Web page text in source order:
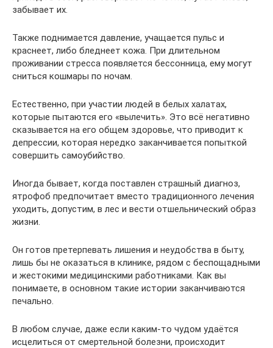
забывает их.
Также поднимается давление, учащается пульс и
краснеет, либо бледнеет кожа. При длительном
проживании стресса появляется бессонница, ему могут
сниться кошмары по ночам.
Естественно, при участии людей в белых халатах,
которые пытаются его «вылечить». Это всё негативно
сказывается на его общем здоровье, что приводит к
депрессии, которая нередко заканчивается попыткой
совершить самоубийство.
Иногда бывает, когда поставлен страшный диагноз,
ятрофоб предпочитает вместо традиционного лечения
уходить, допустим, в лес и вести отшельнический образ
жизни.
Он готов претерпевать лишения и неудобства в быту,
лишь бы не оказаться в клинике, рядом с беспощадными
и жестокими медицинскими работниками. Как вы
понимаете, в основном такие истории заканчиваются
печально.
В любом случае, даже если каким-то чудом удаётся
исцелиться от смертельной болезни, происходит